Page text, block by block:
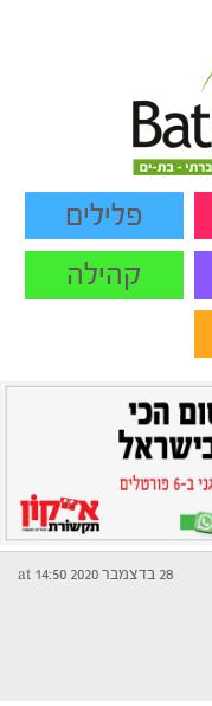
פלילים
קהילה
28 בדצמבר 2020 at 14:50